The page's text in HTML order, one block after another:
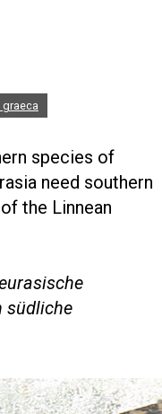
species of
need southern
the Linnean
südliche